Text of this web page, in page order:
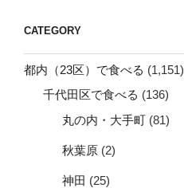
CATEGORY
都内（23区）で食べる (1,151)
千代田区で食べる (136)
丸の内・大手町 (81)
秋葉原 (2)
神田 (25)